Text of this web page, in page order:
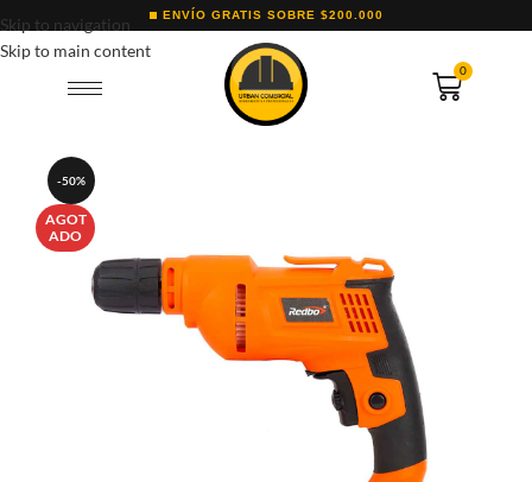
Skip to navigation
Skip to main content
ENVÍO GRATIS SOBRE $200.000
0
-50%
AGOT
ADO